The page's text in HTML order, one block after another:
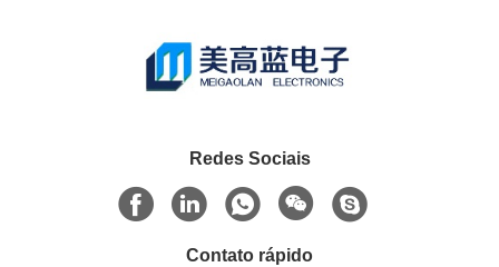
Redes Sociais
Contato rápido